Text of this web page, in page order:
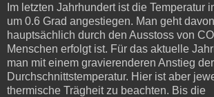
Im letzten Jahrhundert ist die Temperatur
um 0.6 Grad angestiegen. Man geht
hauptsächlich durch den Ausstoss von
Menschen erfolgt ist. Für das aktuelle
man mit einem gravierenderen Anstieg der
Durchschnittstemperatur. Hier ist aber
thermische Trägheit zu beachten. Bis die